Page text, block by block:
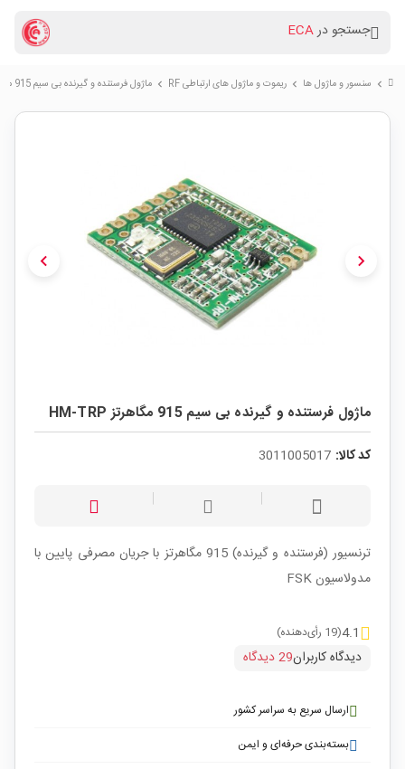
جستجو درECA
chevron_right سنسور و ماژول ها chevron_right ریموت و ماژول های ارتباطی RF chevron_right ماژول فرستنده و گیرنده بی سیم 915 مگاهرتز HM-TRP
chevron_left chevron_right
ماژول فرستنده و گیرنده بی سیم 915 مگاهرتز HM-TRP
کد کالا: 3011005017
ترنسیور (فرستنده و گیرنده) 915 مگاهرتز با جریان مصرفی پایین با
مدولاسیون FSK
4.1(19 رأی‌دهنده)
دیدگاه کاربران29 دیدگاه
ارسال سریع به سراسر کشور
بسته‌بندی حرفه‌ای و ایمن